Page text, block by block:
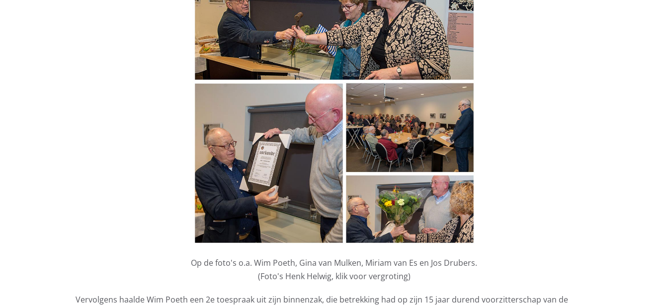
Op de foto's o.a. Wim Poeth, Gina van Mulken, Miriam van Es en Jos Drubers.
(Foto's Henk Helwig, klik voor vergroting)
Vervolgens haalde Wim Poeth een 2e toespraak uit zijn binnenzak, die betrekking had op zijn 15 jaar durend voorzitterschap van de